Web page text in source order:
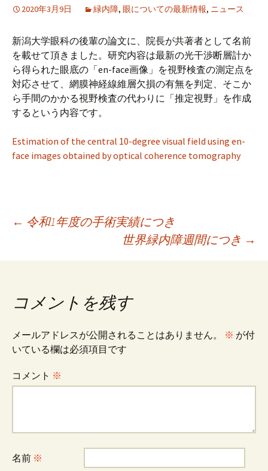
ス
ッ
プ
2020年3月9日 緑内障, 眼についての最新情報, ニュース
新潟大学眼科の後輩の論文に、院長が共著者として名前
を載せて頂きました。研究内容は最新の光干渉断層計か
ら得られた眼底の「en-face画像」を視野検査の測定点を
対応させて、網膜神経線維層欠損の有無を判定、そこか
ら手間のかかる視野検査の代わりに「推定視野」を作成
するという内容です。
Estimation of the central 10-degree visual field using en-
face images obtained by optical coherence tomography
投
稿
ナ
ビ
ゲ
シ
← 令和1年度の手術実績につき
世界緑内障週間につき →
コメントを残す
メールアドレスが公開されることはありません。 ※ が付
いている欄は必須項目です
コメント ※
名前 ※